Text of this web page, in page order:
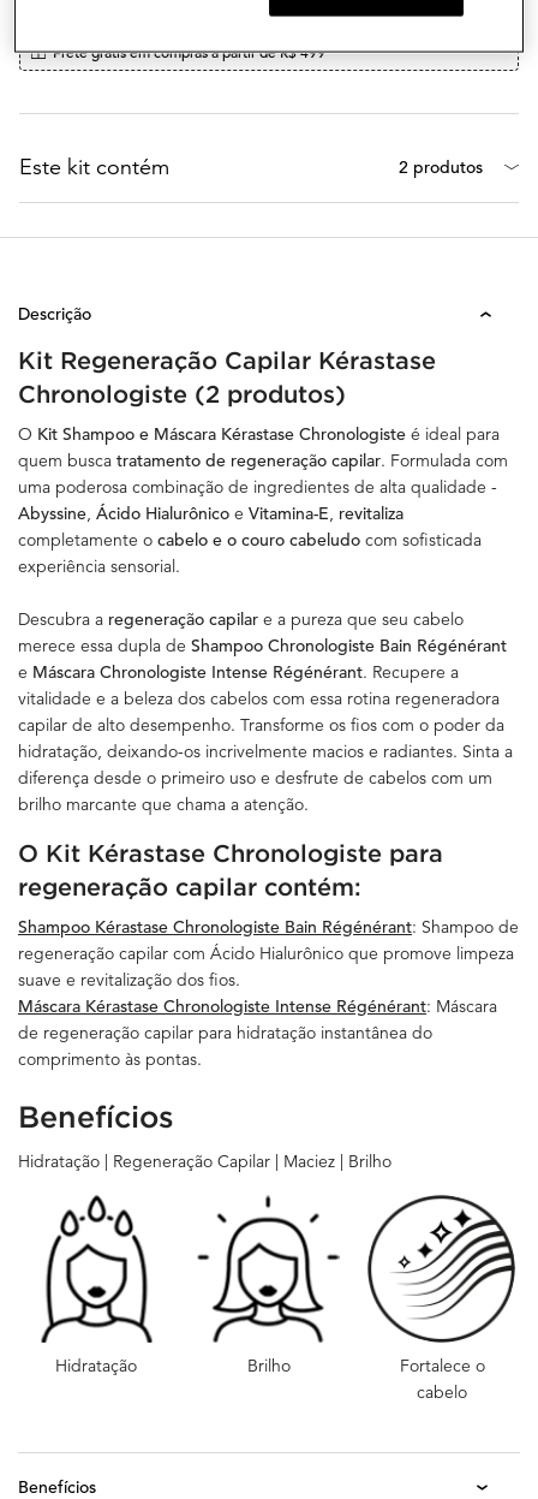
Frete grátis em compras a partir de R$ 499
Este kit contém 2 produtos
Descrição
Kit Regeneração Capilar Kérastase
Chronologiste (2 produtos)
O Kit Shampoo e Máscara Kérastase Chronologiste é ideal para
quem busca tratamento de regeneração capilar. Formulada com
uma poderosa combinação de ingredientes de alta qualidade -
Abyssine, Ácido Hialurônico e Vitamina-E, revitaliza
completamente o cabelo e o couro cabeludo com sofisticada
experiência sensorial.
Descubra a regeneração capilar e a pureza que seu cabelo
merece essa dupla de Shampoo Chronologiste Bain Régénérant
e Máscara Chronologiste Intense Régénérant. Recupere a
vitalidade e a beleza dos cabelos com essa rotina regeneradora
capilar de alto desempenho. Transforme os fios com o poder da
hidratação, deixando-os incrivelmente macios e radiantes. Sinta a
diferença desde o primeiro uso e desfrute de cabelos com um
brilho marcante que chama a atenção.
O Kit Kérastase Chronologiste para
regeneração capilar contém:
Shampoo Kérastase Chronologiste Bain Régénérant: Shampoo de
regeneração capilar com Ácido Hialurônico que promove limpeza
suave e revitalização dos fios.
Máscara Kérastase Chronologiste Intense Régénérant: Máscara
de regeneração capilar para hidratação instantânea do
comprimento às pontas.
Benefícios
Hidratação | Regeneração Capilar | Maciez | Brilho
Hidratação Brilho
Fortalece o
cabelo
Benefícios